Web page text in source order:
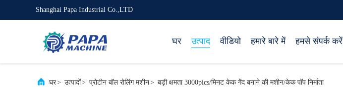
Shanghai Papa Industrial Co.,LTD
घर उत्पाद वीडियो हमारे बारे में हमसे संपर्क करें
घर> उत्पादों> प्रोटीन बॉल रोलिंग मशीन> बड़ी क्षमता 3000pics/मिनट केक गेंद बनाने की मशीन/केक पॉप निर्माता